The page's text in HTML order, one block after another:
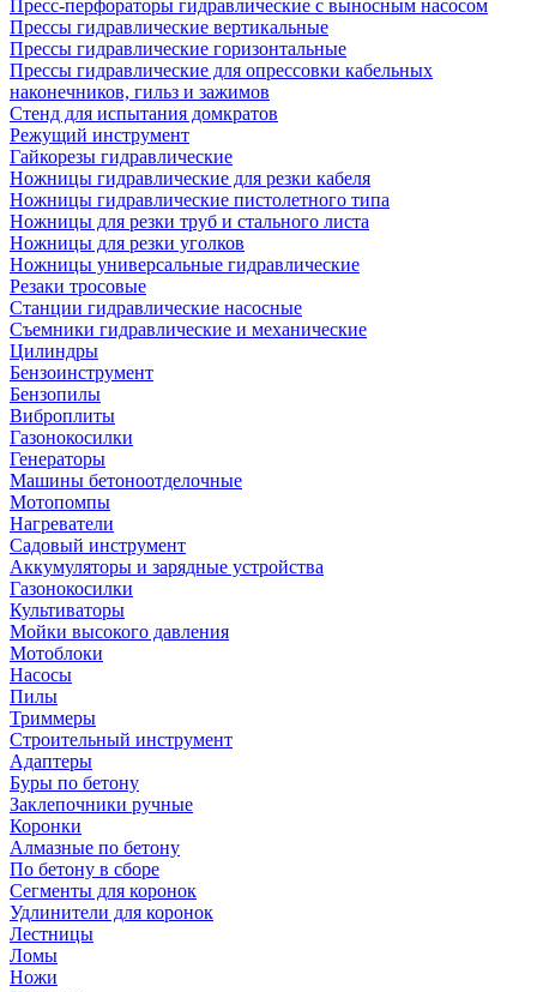
Пресс-перфораторы гидравлические с выносным насосом
Прессы гидравлические вертикальные
Прессы гидравлические горизонтальные
Прессы гидравлические для опрессовки кабельных
наконечников, гильз и зажимов
Стенд для испытания домкратов
Режущий инструмент
Гайкорезы гидравлические
Ножницы гидравлические для резки кабеля
Ножницы гидравлические пистолетного типа
Ножницы для резки труб и стального листа
Ножницы для резки уголков
Ножницы универсальные гидравлические
Резаки тросовые
Станции гидравлические насосные
Съемники гидравлические и механические
Цилиндры
Бензоинструмент
Бензопилы
Виброплиты
Газонокосилки
Генераторы
Машины бетоноотделочные
Мотопомпы
Нагреватели
Садовый инструмент
Аккумуляторы и зарядные устройства
Газонокосилки
Культиваторы
Мойки высокого давления
Мотоблоки
Насосы
Пилы
Триммеры
Строительный инструмент
Адаптеры
Буры по бетону
Заклепочники ручные
Коронки
Алмазные по бетону
По бетону в сборе
Сегменты для коронок
Удлинители для коронок
Лестницы
Ломы
Ножи